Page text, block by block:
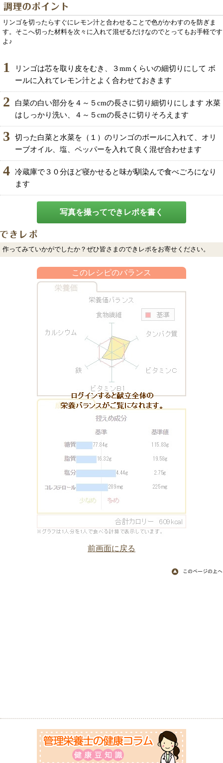
リンゴを切ったらすぐにレモン汁と合わせることで色がかわすのを防ぎま
す。そこへ切った材料を次々に入れて混ぜるだけなのでとってもお手軽です
よ♪
1
リンゴは芯を取り皮をむき、３mmくらいの細切りにして ボ
ールに入れてレモン汁とよく合わせておきます
2
白菜の白い部分を４～５cmの長さに切り細切りにします 水菜
はしっかり洗い、４～５cmの長さに切りそろえます
3
切った白菜と水菜を（１）のリンゴのボールに入れて、オリ
ーブオイル、塩、ペッパーを入れて良く混ぜ合わせます
4
冷蔵庫で３０分ほど寝かせると味が馴染んで食べごろになり
ます
写真を撮ってできレポを書く
作ってみていかがでしたか？ぜひ皆さまのできレポをお寄せください。
このレシピのバランス
前画面に戻る